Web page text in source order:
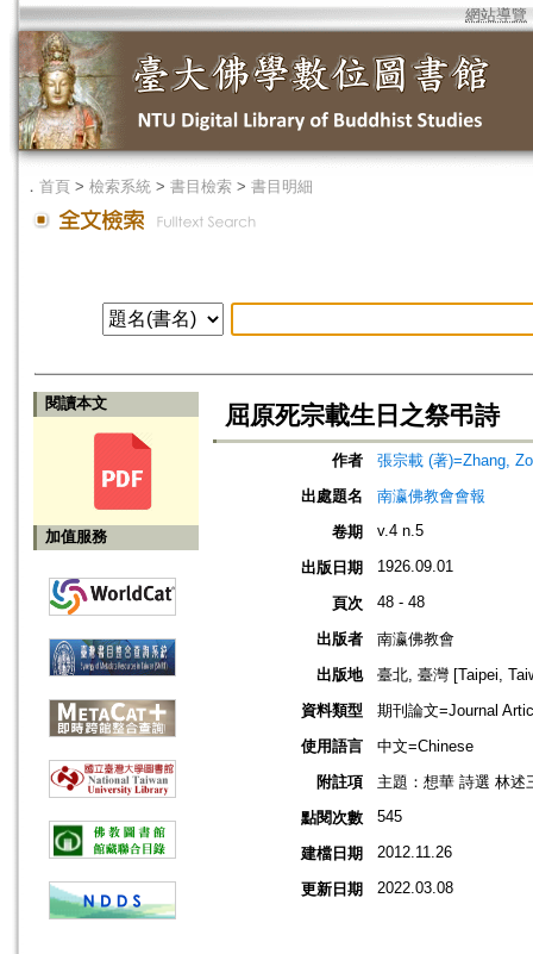
網站導覽
． 首頁 > 檢索系統 > 書目檢索 > 書目明細
閱讀本文
加值服務
屈原死宗載生日之祭弔詩
作者
張宗載 (著)=Zhang,
出處題名
南瀛佛教會會報
卷期
v.4 n.5
出版日期 1926.09.01
頁次 48 - 48
出版者
南瀛佛教會
出版地
臺北, 臺灣 [Taipei,
資料類型
期刊論文=Journal
使用語言
中文=Chinese
附註項
主題：想華 詩選 林述
點閱次數
545
建檔日期 2012.11.26
更新日期 2022.03.08